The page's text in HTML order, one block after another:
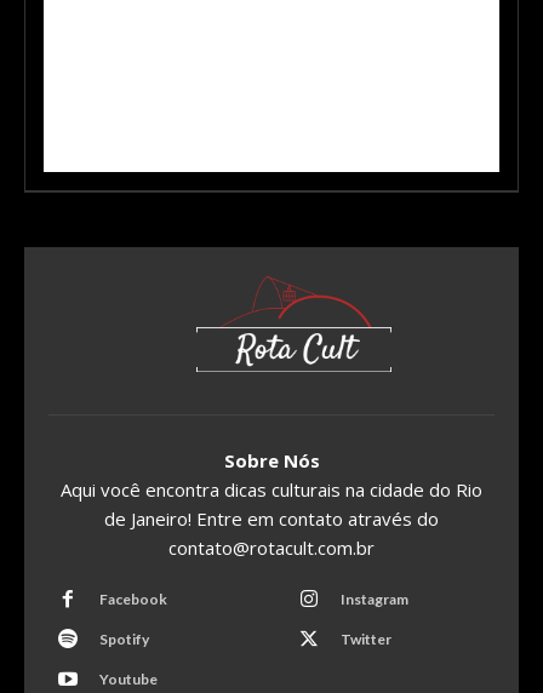
Sobre Nós
Aqui você encontra dicas culturais na cidade do Rio
de Janeiro! Entre em contato através do
contato@rotacult.com.br
Facebook Instagram
Spotify Twitter
Youtube